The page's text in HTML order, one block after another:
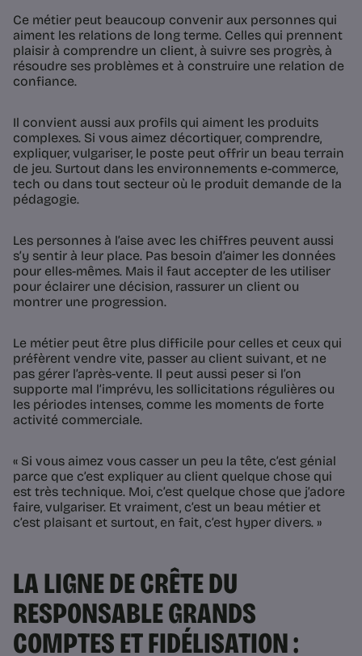
Ce métier peut beaucoup convenir aux personnes qui
aiment les relations de long terme. Celles qui prennent
plaisir à comprendre un client, à suivre ses progrès, à
résoudre ses problèmes et à construire une relation de
confiance.
Il convient aussi aux profils qui aiment les produits
complexes. Si vous aimez décortiquer, comprendre,
expliquer, vulgariser, le poste peut offrir un beau terrain
de jeu. Surtout dans les environnements e-commerce,
tech ou dans tout secteur où le produit demande de la
pédagogie.
Les personnes à l’aise avec les chiffres peuvent aussi
s’y sentir à leur place. Pas besoin d’aimer les données
pour elles-mêmes. Mais il faut accepter de les utiliser
pour éclairer une décision, rassurer un client ou
montrer une progression.
Le métier peut être plus difficile pour celles et ceux qui
préfèrent vendre vite, passer au client suivant, et ne
pas gérer l’après-vente. Il peut aussi peser si l’on
supporte mal l’imprévu, les sollicitations régulières ou
les périodes intenses, comme les moments de forte
activité commerciale.
« Si vous aimez vous casser un peu la tête, c’est génial
parce que c’est expliquer au client quelque chose qui
est très technique. Moi, c’est quelque chose que j’adore
faire, vulgariser. Et vraiment, c’est un beau métier et
c’est plaisant et surtout, en fait, c’est hyper divers. »
LA LIGNE DE CRÊTE DU
RESPONSABLE GRANDS
COMPTES ET FIDÉLISATION :